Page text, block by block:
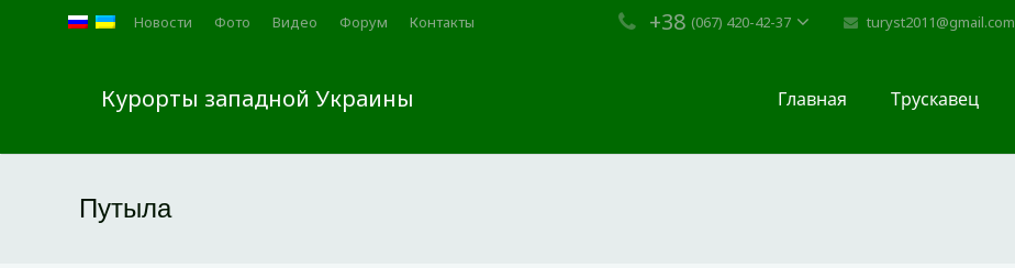
Новости Фото Видео Форум Контакты +38 (067) 420-42-37 turyst2011@gmail.com
Курорты западной Украины Главная Трускавец
Путыла